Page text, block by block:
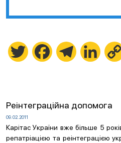
Twitter FacebookTelegram
Реінтеграційна допомога
09.02.2011
Карітас України вже більше 5
репатріацією та реінтеграцією